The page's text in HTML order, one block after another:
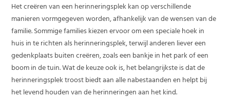
Het creëren van een herinneringsplek kan op verschillende
manieren vormgegeven worden, afhankelijk van de wensen van de
familie. Sommige families kiezen ervoor om een speciale hoek in
huis in te richten als herinneringsplek, terwijl anderen liever een
gedenkplaats buiten creëren, zoals een bankje in het park of een
boom in de tuin. Wat de keuze ook is, het belangrijkste is dat de
herinneringsplek troost biedt aan alle nabestaanden en helpt bij
het levend houden van de herinneringen aan het kind.